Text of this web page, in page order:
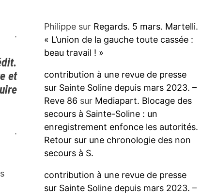
.
et
.
Philippesur Regards. 5 mars. Martelli.
« L’union de la gauche toute cassée :
beau travail ! »
contribution à une revue de presse
sur Sainte Soline depuis mars 2023. –
Reve 86 sur Mediapart. Blocage des
secours à Sainte-Soline : un
enregistrement enfonce les autorités.
Retour sur une chronologie des non
secours à S.
contribution à une revue de presse
sur Sainte Soline depuis mars 2023. –